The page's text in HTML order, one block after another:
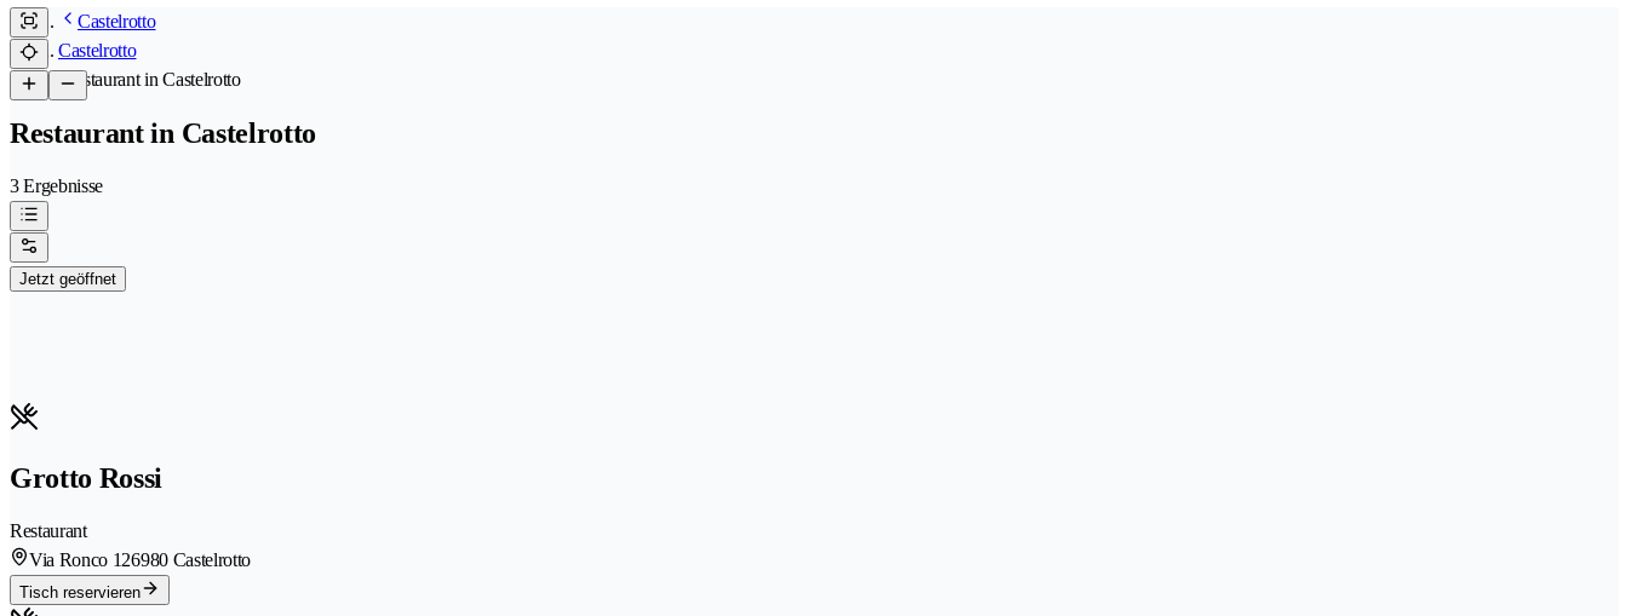
Castelrotto
Castelrotto
/Restaurant in Castelrotto
Restaurant in Castelrotto
3 Ergebnisse
Jetzt geöffnet
Grotto Rossi
Restaurant
Via Ronco 126980 Castelrotto
Tisch reservieren